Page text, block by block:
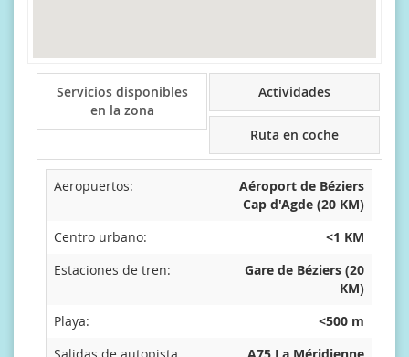
Servicios disponibles
en la zona
Actividades
Ruta en coche
Aeropuertos:
Aéroport de Béziers
Cap d'Agde (20 KM)
Centro urbano:
<1 KM
Estaciones de tren:
Gare de Béziers (20
KM)
Playa:
<500 m